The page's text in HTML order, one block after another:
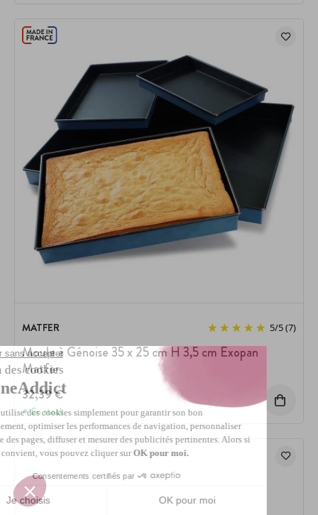
MATFER 5/5(7)
Moule à Génoise 35 x 25 cm H 3,5 cm Exopan
Matfer
32,39 €
En stock